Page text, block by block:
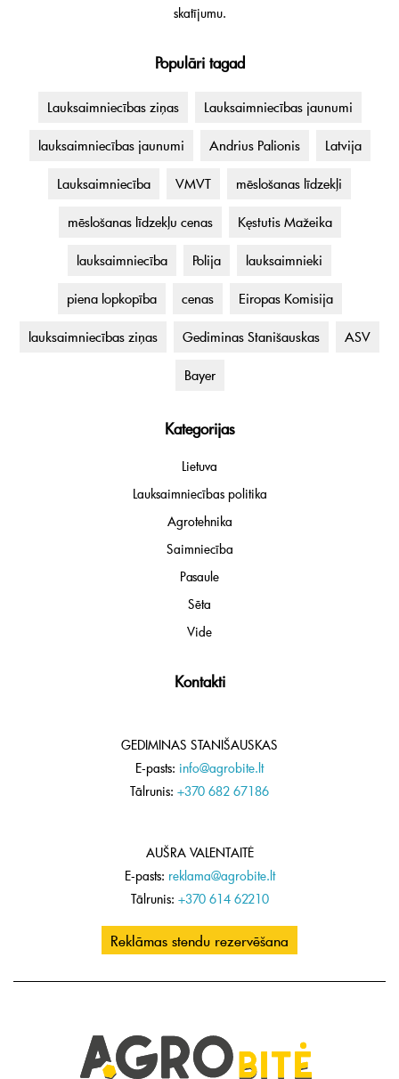
skatījumu.
Populāri tagad
Lauksaimniecības ziņas Lauksaimniecības jaunumi
lauksaimniecības jaunumi Andrius Palionis Latvija
Lauksaimniecība VMVT mēslošanas līdzekļi
mēslošanas līdzekļu cenas Kęstutis Mažeika
lauksaimniecība Polija lauksaimnieki
piena lopkopība cenas Eiropas Komisija
lauksaimniecības ziņas Gediminas Stanišauskas ASV
Bayer
Kategorijas
Lietuva
Lauksaimniecības politika
Agrotehnika
Saimniecība
Pasaule
Sēta
Vide
Kontakti
GEDIMINAS STANIŠAUSKAS
E-pasts: info@agrobite.lt
Tālrunis: +370 682 67186
AUŠRA VALENTAITĖ
E-pasts: reklama@agrobite.lt
Tālrunis: +370 614 62210
Reklāmas stendu rezervēšana